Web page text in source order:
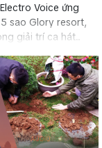
Voice ứng
sao Glory resort,
giải trí ca hát...